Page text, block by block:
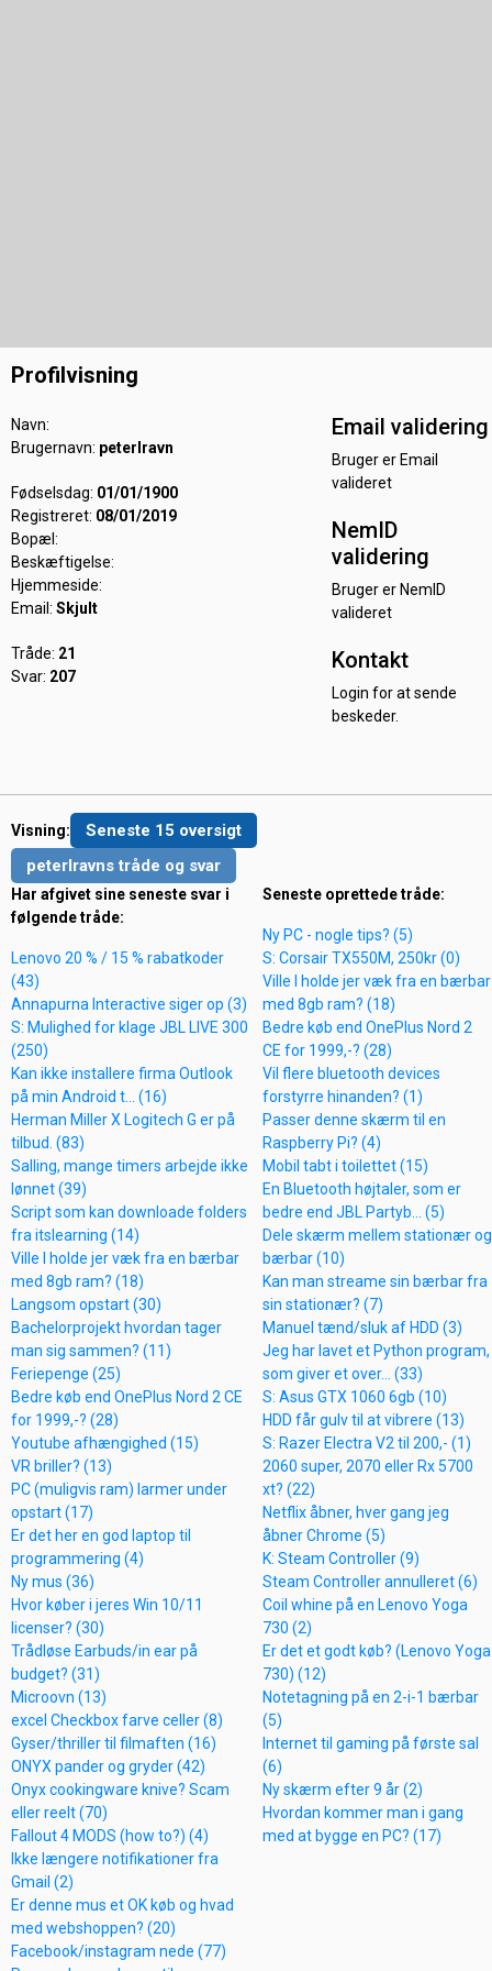
Profilvisning
Navn:
Brugernavn: peterlravn
Fødselsdag: 01/01/1900
Registreret: 08/01/2019
Bopæl:
Beskæftigelse:
Hjemmeside:
Email: Skjult
Tråde: 21
Svar: 207
Email validering
Bruger er Email
valideret
NemID
validering
Bruger er NemID
valideret
Kontakt
Login for at sende
beskeder.
Visning:
Seneste 15 oversigt
peterlravns tråde og svar
Har afgivet sine seneste svar i
følgende tråde:
Lenovo 20 % / 15 % rabatkoder
(43)
Annapurna Interactive siger op (3)
S: Mulighed for klage JBL LIVE 300
(250)
Kan ikke installere firma Outlook
på min Android t... (16)
Herman Miller X Logitech G er på
tilbud. (83)
Salling, mange timers arbejde ikke
lønnet (39)
Script som kan downloade folders
fra itslearning (14)
Ville I holde jer væk fra en bærbar
med 8gb ram? (18)
Langsom opstart (30)
Bachelorprojekt hvordan tager
man sig sammen? (11)
Feriepenge (25)
Bedre køb end OnePlus Nord 2 CE
for 1999,-? (28)
Youtube afhængighed (15)
VR briller? (13)
PC (muligvis ram) larmer under
opstart (17)
Er det her en god laptop til
programmering (4)
Ny mus (36)
Hvor køber i jeres Win 10/11
licenser? (30)
Trådløse Earbuds/in ear på
budget? (31)
Microovn (13)
excel Checkbox farve celler (8)
Gyser/thriller til filmaften (16)
ONYX pander og gryder (42)
Onyx cookingware knive? Scam
eller reelt (70)
Fallout 4 MODS (how to?) (4)
Ikke længere notifikationer fra
Gmail (2)
Er denne mus et OK køb og hvad
med webshoppen? (20)
Facebook/instagram nede (77)
Seneste oprettede tråde:
Ny PC - nogle tips? (5)
S: Corsair TX550M, 250kr (0)
Ville I holde jer væk fra en bærbar
med 8gb ram? (18)
Bedre køb end OnePlus Nord 2
CE for 1999,-? (28)
Vil flere bluetooth devices
forstyrre hinanden? (1)
Passer denne skærm til en
Raspberry Pi? (4)
Mobil tabt i toilettet (15)
En Bluetooth højtaler, som er
bedre end JBL Partyb... (5)
Dele skærm mellem stationær og
bærbar (10)
Kan man streame sin bærbar fra
sin stationær? (7)
Manuel tænd/sluk af HDD (3)
Jeg har lavet et Python program,
som giver et over... (33)
S: Asus GTX 1060 6gb (10)
HDD får gulv til at vibrere (13)
S: Razer Electra V2 til 200,- (1)
2060 super, 2070 eller Rx 5700
xt? (22)
Netflix åbner, hver gang jeg
åbner Chrome (5)
K: Steam Controller (9)
Steam Controller annulleret (6)
Coil whine på en Lenovo Yoga
730 (2)
Er det et godt køb? (Lenovo Yoga
730) (12)
Notetagning på en 2-i-1 bærbar
(5)
Internet til gaming på første sal
(6)
Ny skærm efter 9 år (2)
Hvordan kommer man i gang
med at bygge en PC? (17)